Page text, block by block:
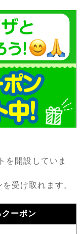
を開設していま
受け取れます。
ーポン